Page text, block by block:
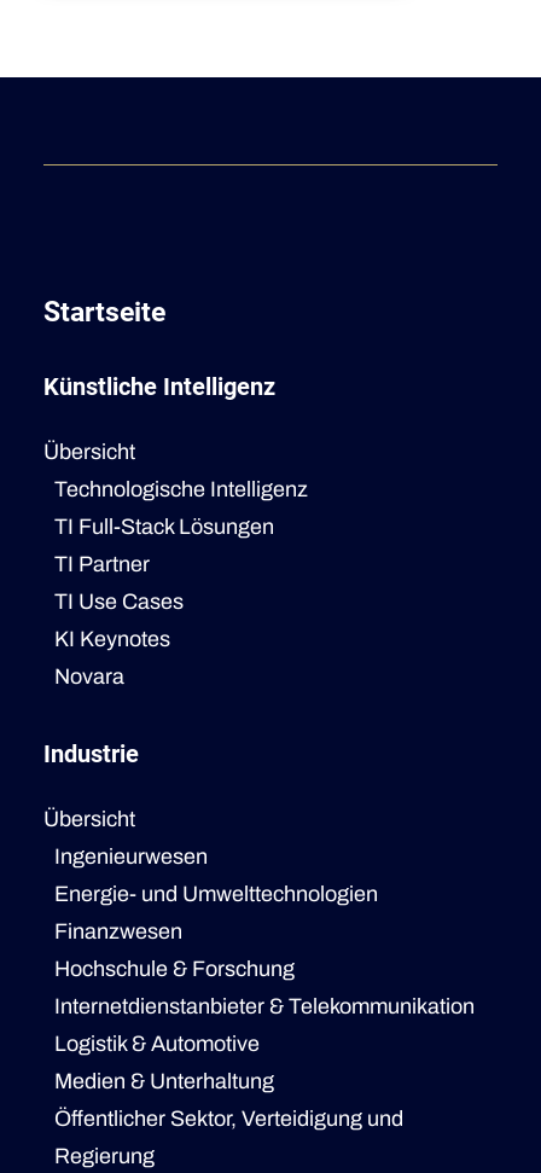
Startseite
Künstliche Intelligenz
Übersicht
Technologische Intelligenz
TI Full-Stack Lösungen
TI Partner
TI Use Cases
KI Keynotes
Novara
Industrie
Übersicht
Ingenieurwesen
Energie- und Umwelttechnologien
Finanzwesen
Hochschule & Forschung
Internetdienstanbieter & Telekommunikation
Logistik & Automotive
Medien & Unterhaltung
Öffentlicher Sektor, Verteidigung und
Regierung